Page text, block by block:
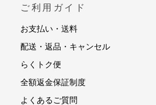
ご利用ガイド
お支払い・送料
配送・返品・キャンセル
らくトク便
全額返金保証制度
よくあるご質問